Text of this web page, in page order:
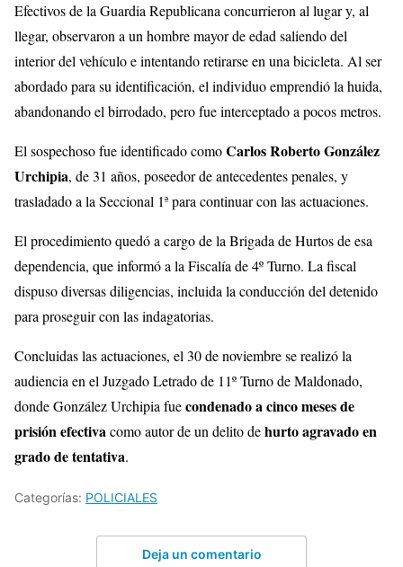
Efectivos de la Guardia Republicana concurrieron al lugar y, al
llegar, observaron a un hombre mayor de edad saliendo del
interior del vehículo e intentando retirarse en una bicicleta. Al ser
abordado para su identificación, el individuo emprendió la huida,
abandonando el birrodado, pero fue interceptado a pocos metros.
El sospechoso fue identificado comoCarlos Roberto González
Urchipia, de 31 años, poseedor de antecedentes penales, y
trasladado a la Seccional 1ª para continuar con las actuaciones.
El procedimiento quedó a cargo de la Brigada de Hurtos de esa
dependencia, que informó a la Fiscalía de 4º Turno. La fiscal
dispuso diversas diligencias, incluida la conducción del detenido
para proseguir con las indagatorias.
Concluidas las actuaciones, el 30 de noviembre se realizó la
audiencia en el Juzgado Letrado de 11º Turno de Maldonado,
donde González Urchipia fuecondenado a cinco meses de
prisión efectivacomo autor de un delito dehurto agravado en
grado de tentativa.
Categorías: POLICIALES
Deja un comentario